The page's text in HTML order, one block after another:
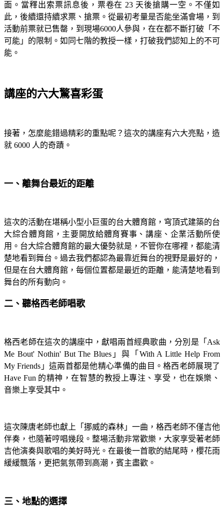
面。當釋出索票訊息後，票卷在 23 天後搶購一空。不僅如
此，後續還持續求票、搶票。從最初考量是否能坐滿會場，到
活動前票就已售罄，到現場6000人參與，在在都不斷打破「不
可能」的限制。如同七階的教授一樣，打破我們認知上的不可
能。
講座的六大驚喜彩蛋
接著，怎麼能錯過精彩的重點呢？這次的講座有六大亮點，造
就 6000 人的奇蹟。
一、離舞台最近的距離
這次的活動在堪稱小型小巨蛋的台大體育館，穹頂式建築的台
大綜合體育館，主要開放給體育賽事、講座、企業活動所使
用。台大綜合體育館的最大優勢就是，不管你在哪裡，都能清
楚地看到舞台。過去我們都認為最靠近舞台的視野是最好的，
但是在台大體育館，每個位置都是最近的距離，能清楚地看到
舞台的所有動向。
二、聽格西老師唱歌
格西老師在這次的講座中，獻唱兩首經典歌曲，分別是「Ask
Me Bout' Nothin' But The Blues」與「With A Little Help From
My Friends」這兩首都是他精心準備的曲目。格西老師展現了
Have Fun 的精神，在智慧的教授上專注、享受，也在娛樂、
音樂上享受其中。
這次陳唐老師也獻上「挪威的森林」一曲，格西老師不僅吉他
伴奏，也隨著哼唱幾段。整場活動非常歡樂，大家享受著老師
吉他演奏與歌唱的美好時光。在最後一首歌的結尾時，櫻花雨
緩緩飄落，更把氣氛帶到高潮，賓主盡歡。
三、地點的選擇